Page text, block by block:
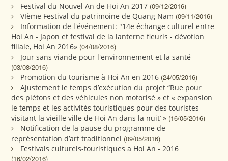
Festival du Nouvel An de Hoi An 2017 (09/12/2016)
VIème Festival du patrimoine de Quang Nam (09/11/2016)
Information de l'événement: "14e échange culturel entre
Hoi An - Japon et festival de la lanterne fleuris - dévotion
filiale, Hoi An 2016» (04/08/2016)
Jour sans viande pour l'environnement et la santé
(03/08/2016)
Promotion du tourisme à Hoi An en 2016 (24/05/2016)
Ajustement le temps d’exécution du projet “Rue pour
des piétons et des véhicules non motorisé » et « expansion
le temps et les activités touristiques pour des touristes
visitant la vieille ville de Hoi An dans la nuit’ » (16/05/2016)
Notification de la pause du programme de
représentation d’art traditionnel (09/05/2016)
Festivals culturels-touristiques a Hoi An - 2016
(16/02/2016)